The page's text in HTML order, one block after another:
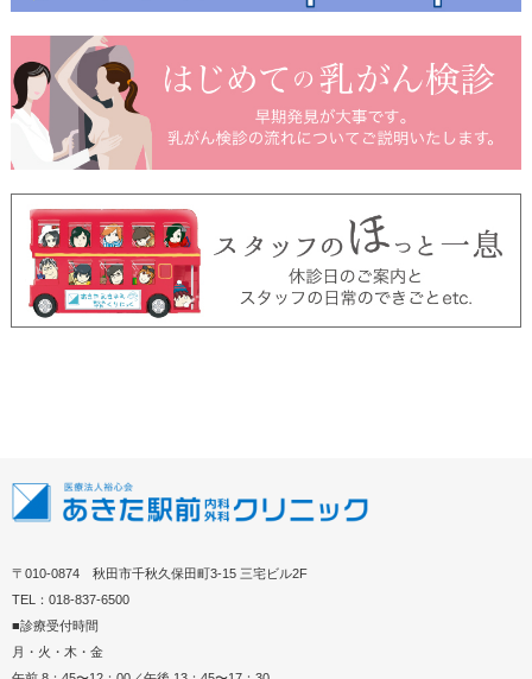
〒010-0874 秋田市千秋久保田町3-15 三宅ビル2F
TEL：018-837-6500
■診療受付時間
月・火・木・金